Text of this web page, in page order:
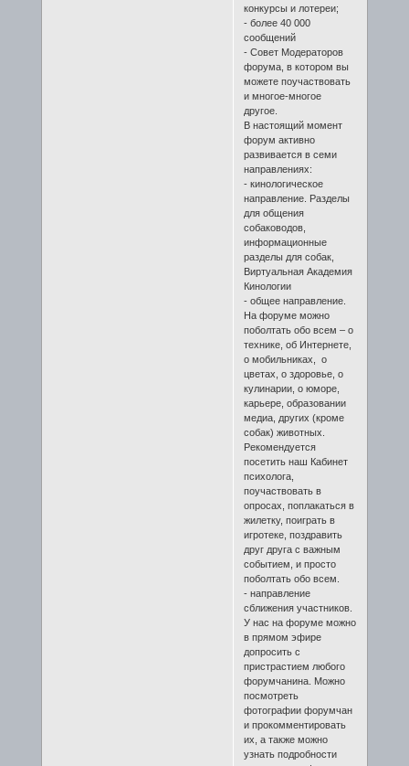
конкурсы и лотереи;
- более 40 000
сообщений
- Совет Модераторов
форума, в котором вы
можете поучаствовать
и многое-многое
другое.
В настоящий момент
форум активно
развивается в семи
направлениях:
- кинологическое
направление. Разделы
для общения
собаководов,
информационные
разделы для собак,
Виртуальная Академия
Кинологии
- общее направление.
На форуме можно
поболтать обо всем – о
технике, об Интернете,
о мобильниках, о
цветах, о здоровье, о
кулинарии, о юморе,
карьере, образовании
медиа, других (кроме
собак) животных.
Рекомендуется
посетить наш Кабинет
психолога,
поучаствовать в
опросах, поплакаться в
жилетку, поиграть в
игротеке, поздравить
друг друга с важным
событием, и просто
поболтать обо всем.
- направление
сближения участников.
У нас на форуме можно
в прямом эфире
допросить с
пристрастием любого
форумчанина. Можно
посмотреть
фотографии форумчан
и прокомментировать
их, а также можно
узнать подробности